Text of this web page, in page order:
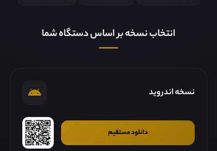
انتخاب نسخه بر اساس دستگاه شما
نسخه اندروید
دانلود مستقیم